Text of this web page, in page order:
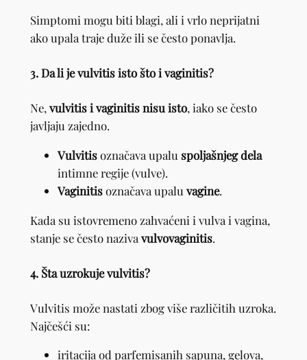
Simptomi mogu biti blagi, ali i vrlo neprijatni
ako upala traje duže ili se često ponavlja.
3. Da li je vulvitis isto što i vaginitis?
Ne, vulvitis i vaginitis nisu isto, iako se često
javljaju zajedno.
Vulvitisoznačava upalu spoljašnjeg dela
intimne regije (vulve).
Vaginitisoznačava upalu vagine.
Kada su istovremeno zahvaćeni i vulva i vagina,
stanje se često naziva vulvovaginitis.
4. Šta uzrokuje vulvitis?
Vulvitis može nastati zbog više različitih uzroka.
Najčešći su:
iritacija od parfemisanih sapuna, gelova,